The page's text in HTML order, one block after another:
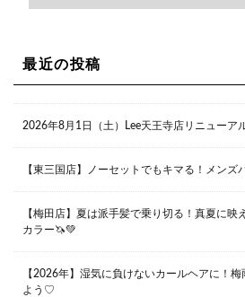
Lee京橋店
大阪府大阪市都島区東
ビル1F
兵庫県西宮市甲子園九
0798-42-3334
最近の投稿
2026年8月1日（土）Lee天王寺店リニューア
【東三国店】ノーセットでもキマる！メンズ
【梅田店】夏は派手髪で乗り切る！真夏に映
カラー🦄💚
【2026年】湿気に負けないカールヘアに！
よう♡